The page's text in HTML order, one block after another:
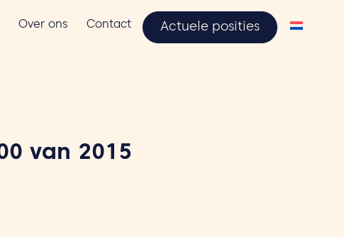
Over ons Contact Actuele posities
van 2015